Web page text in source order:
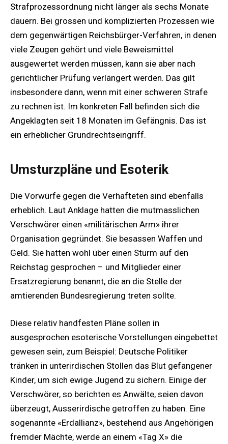
Strafprozessordnung nicht länger als sechs Monate
dauern. Bei grossen und komplizierten Prozessen wie
dem gegenwärtigen Reichsbürger-Verfahren, in denen
viele Zeugen gehört und viele Beweismittel
ausgewertet werden müssen, kann sie aber nach
gerichtlicher Prüfung verlängert werden. Das gilt
insbesondere dann, wenn mit einer schweren Strafe
zu rechnen ist. Im konkreten Fall befinden sich die
Angeklagten seit 18 Monaten im Gefängnis. Das ist
ein erheblicher Grundrechtseingriff.
Umsturzpläne und Esoterik
Die Vorwürfe gegen die Verhafteten sind ebenfalls
erheblich. Laut Anklage hatten die mutmasslichen
Verschwörer einen «militärischen Arm» ihrer
Organisation gegründet. Sie besassen Waffen und
Geld. Sie hatten wohl über einen Sturm auf den
Reichstag gesprochen – und Mitglieder einer
Ersatzregierung benannt, die an die Stelle der
amtierenden Bundesregierung treten sollte.
Diese relativ handfesten Pläne sollen in
ausgesprochen esoterische Vorstellungen eingebettet
gewesen sein, zum Beispiel: Deutsche Politiker
tränken in unterirdischen Stollen das Blut gefangener
Kinder, um sich ewige Jugend zu sichern. Einige der
Verschwörer, so berichten es Anwälte, seien davon
überzeugt, Ausserirdische getroffen zu haben. Eine
sogenannte «Erdallianz», bestehend aus Angehörigen
fremder Mächte, werde an einem «Tag X» die